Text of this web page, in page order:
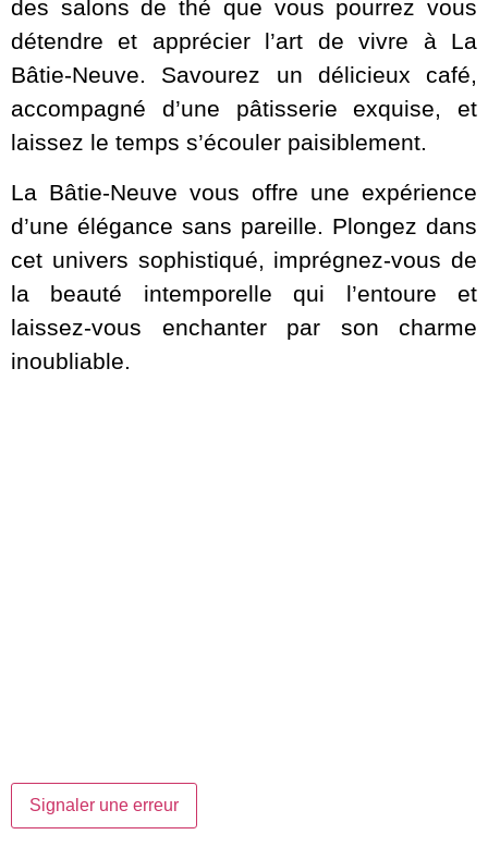
des salons de thé que vous pourrez vous
détendre et apprécier l’art de vivre à La
Bâtie-Neuve. Savourez un délicieux café,
accompagné d’une pâtisserie exquise, et
laissez le temps s’écouler paisiblement.
La Bâtie-Neuve vous offre une expérience
d’une élégance sans pareille. Plongez dans
cet univers sophistiqué, imprégnez-vous de
la beauté intemporelle qui l’entoure et
laissez-vous enchanter par son charme
inoubliable.
Signaler une erreur